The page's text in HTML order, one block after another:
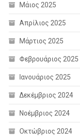
Μάιος 2025
Απρίλιος 2025
Μάρτιος 2025
Φεβρουάριος 2025
Ιανουάριος 2025
Δεκέμβριος 2024
Νοέμβριος 2024
Οκτώβριος 2024